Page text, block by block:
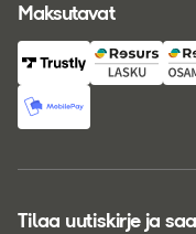
Maksutavat
Tilaa uutiskirje ja